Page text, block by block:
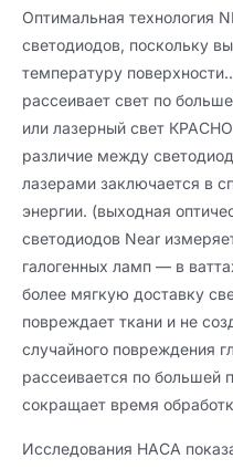
Оптимальная технология
светодиодов, поскольку
температуру
рассеивает свет по
или лазерный свет
различие между
лазерами заключается в
энергии. (выходная
светодиодов Near
галогенных ламп — в
более мягкую доставку
повреждает ткани и не
случайного повреждения
рассеивается по большей
сокращает время
Исследования НАСА